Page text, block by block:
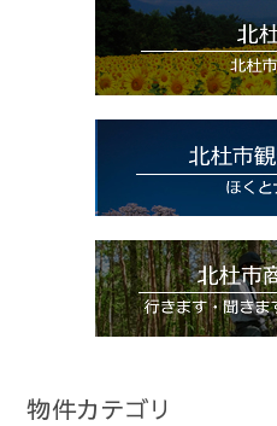
物件カテゴリ